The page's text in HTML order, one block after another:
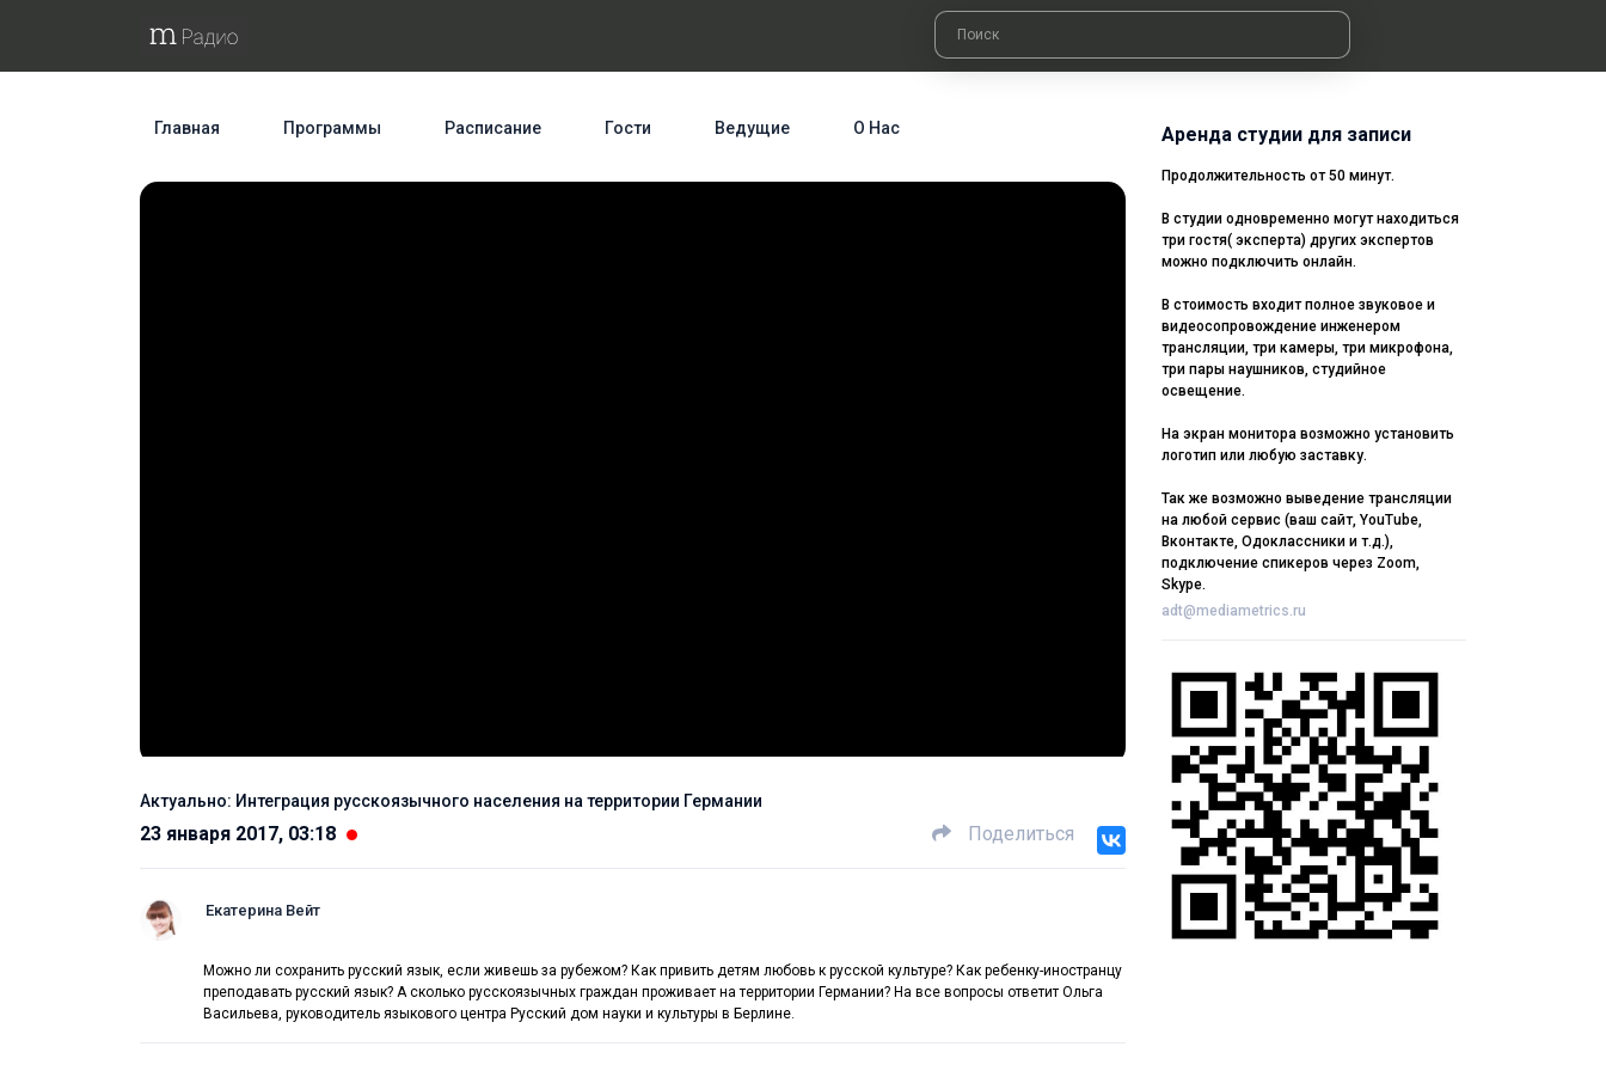
Главная Программы Расписание Гости Ведущие О Нас
Актуально: Интеграция русскоязычного населения на территории Германии
23 января 2017, 03:18 Поделиться
Екатерина Вейт
Можно ли сохранить русский язык, если живешь за рубежом? Как привить детям любовь к русской культуре? Как ребенку-иностранцу
преподавать русский язык? А сколько русскоязычных граждан проживает на территории Германии? На все вопросы ответит Ольга
Васильева, руководитель языкового центра Русский дом науки и культуры в Берлине.
Аренда студии для записи
Продолжительность от 50 минут.
В студии одновременно могут находиться
три гостя( эксперта) других экспертов
можно подключить онлайн.
В стоимость входит полное звуковое и
видеосопровождение инженером
трансляции, три камеры, три микрофона,
три пары наушников, студийное
освещение.
На экран монитора возможно установить
логотип или любую заставку.
Так же возможно выведение трансляции
на любой сервис (ваш сайт, YouTube,
Вконтакте, Одоклассники и т.д.),
подключение спикеров через Zoom,
Skype.
adt@mediametrics.ru